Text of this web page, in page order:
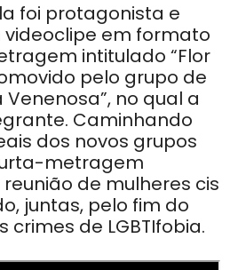
foi protagonista e
em formato
intitulado “Flor
pelo grupo de
no qual a
Caminhando
dos novos grupos
metragem
de mulheres cis
juntas, pelo fim do
crimes de LGBTIfobia.